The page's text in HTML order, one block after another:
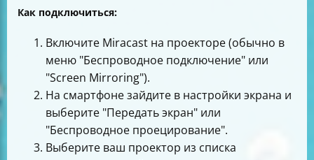
Как подключиться:
Включите Miracast на проекторе (обычно в
меню "Беспроводное подключение" или
"Screen Mirroring").
На смартфоне зайдите в настройки экрана и
выберите "Передать экран" или
"Беспроводное проецирование".
Выберите ваш проектор из списка